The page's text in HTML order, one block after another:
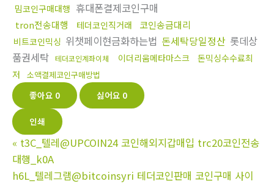
밈코인구매대행 휴대폰결제코인구매
tron전송대행 테더코인직거래 코인송금대리
비트코인믹싱 위챗페이현금화하는법 돈세탁당일정산 롯데상
품권세탁 테더코인계좌이체 이더리움메타마스크
돈믹싱수수료최
저
소액결제코인구매방법
좋아요 0 싫어요 0
인쇄
« t3C_텔레@UPCOIN24 코인해외지갑매입 trc20코인전송
대행_k0A
h6L_텔레그램@bitcoinsyri 테더코인판매 코인구매 사이